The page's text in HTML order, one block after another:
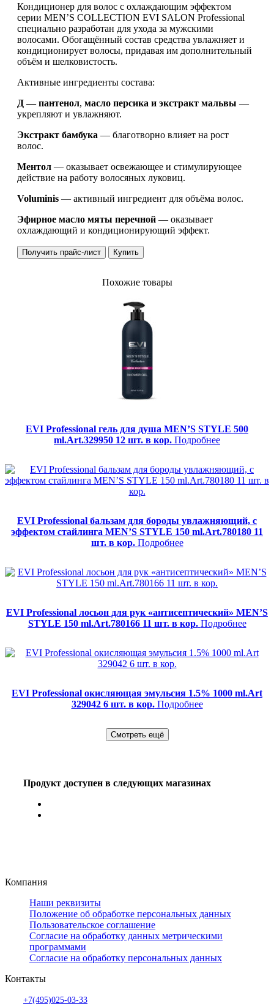
Кондиционер для волос с охлаждающим эффектом
серии MEN’S COLLECTION EVI SALON Professional
специально разработан для ухода за мужскими
волосами. Обогащённый состав средства увлажняет и
кондиционирует волосы, придавая им дополнительный
объём и шелковистость.
Активные ингредиенты состава:
Д — пантенол, масло персика и экстракт мальвы —
укрепляют и увлажняют.
Экстракт бамбука — благотворно влияет на рост
волос.
Ментол — оказывает освежающее и стимулирующее
действие на работу волосяных луковиц.
Voluminis — активный ингредиент для объёма волос.
Эфирное масло мяты перечной — оказывает
охлаждающий и кондиционирующий эффект.
Получить прайс-лист Купить
Похожие товары
EVI Professional гель для душа MEN’S STYLE 500
ml.Art.329950 12 шт. в кор. Подробнее
EVI Professional бальзам для бороды увлажняющий, с
эффектом стайлинга MEN’S STYLE 150 ml.Art.780180 11
шт. в кор. Подробнее
EVI Professional лосьон для рук «антисептический» MEN’S
STYLE 150 ml.Art.780166 11 шт. в кор. Подробнее
EVI Professional окисляющая эмульсия 1.5% 1000 ml.Art
329042 6 шт. в кор. Подробнее
Смотреть ещё
Продукт доступен в следующих магазинах
Компания
Наши реквизиты
Положение об обработке персональных данных
Пользовательское соглашение
Согласие на обработку данных метрическими
программами
Согласие на обработку персональных данных
Контакты
+7(495)025-03-33